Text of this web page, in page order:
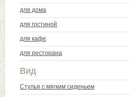
для дома
для гостиной
для кафе
для ресторана
Вид
Стулья с мягким сиденьем